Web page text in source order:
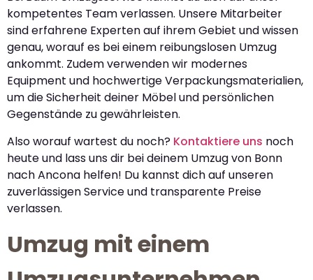
kompetentes Team verlassen. Unsere Mitarbeiter
sind erfahrene Experten auf ihrem Gebiet und wissen
genau, worauf es bei einem reibungslosen Umzug
ankommt. Zudem verwenden wir modernes
Equipment und hochwertige Verpackungsmaterialien,
um die Sicherheit deiner Möbel und persönlichen
Gegenstände zu gewährleisten.
Also worauf wartest du noch? Kontaktiere uns noch
heute und lass uns dir bei deinem Umzug von Bonn
nach Ancona helfen! Du kannst dich auf unseren
zuverlässigen Service und transparente Preise
verlassen.
Umzug mit einem